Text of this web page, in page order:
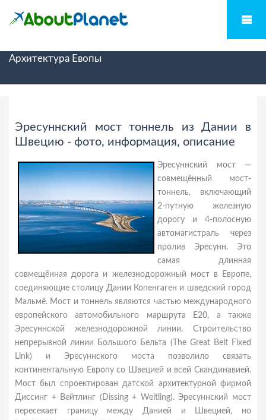
Архитектура Евопы
Эресуннский мост тоннель из Дании в
Швецию - фото, информация, описание
Эресуннский мост —
совмещённый мост-
тоннель, включающий
2-путную железную
дорогу и 4-полосную
автомагистраль через
пролив Эресунн. Это
самая длинная
совмещённая дорога и железнодорожный мост в Европе,
соединяющие столицу Дании Копенгаген и шведский город
Мальмё. Мост и тоннель являются частью международного
европейского автомобильного маршрута E20, а также
Эресуннской железнодорожной линии. Строительство
непрерывной линии Большого Бельта (The Great Belt Fixed
Link) и Эресуннского моста позволило связать
континентальную Европу со Швецией и всей Скандинавией.
Мост был спроектирован датской архитектурной фирмой
Диссинг + Вейтлинг (Dissing + Weitling). Эресуннский мост
пересекает границу между Данией и Швецией, но